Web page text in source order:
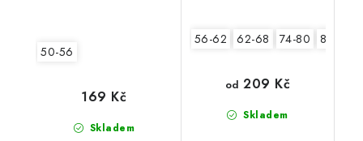
50-56
Skladem
169 Kč
56-62 62-68 74-80 80-86
Skladem
od 209 Kč